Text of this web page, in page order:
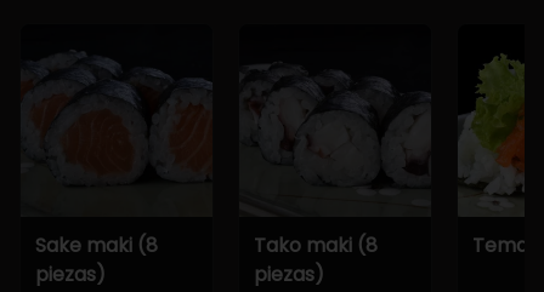
Sake maki (8
piezas)
Tako maki (8
piezas)